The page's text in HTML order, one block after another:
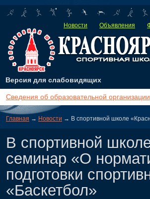
Новости Объявления
Версия для слабовидящих
Сведения об образовательной организации
Главная → Новости → В спортивной школе
В спортивной
семинар «О
подготовки
«Баскетбол»